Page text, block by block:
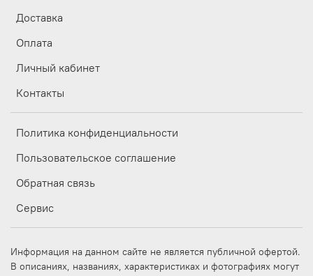
Доставка
Оплата
Личный кабинет
Контакты
Политика конфиденциальности
Пользовательское соглашение
Обратная связь
Сервис
Информация на данном сайте не является публичной офертой.
В описаниях, названиях, характеристиках и фотографиях могут